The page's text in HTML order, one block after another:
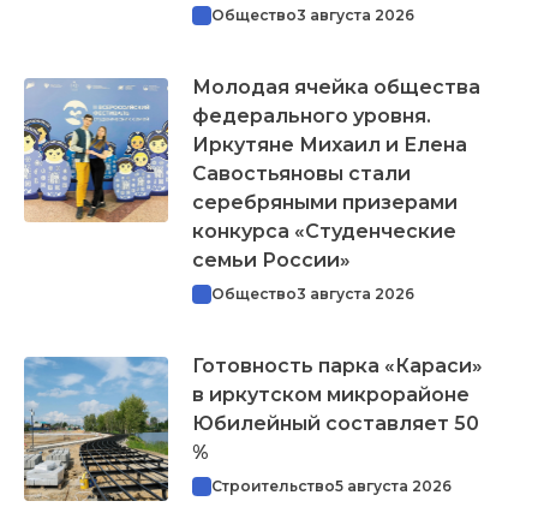
Общество3 августа 2026
Молодая ячейка общества
федерального уровня.
Иркутяне Михаил и Елена
Савостьяновы стали
серебряными призерами
конкурса «Студенческие
семьи России»
Общество3 августа 2026
Готовность парка «Караси»
в иркутском микрорайоне
Юбилейный составляет 50
%
Строительство5 августа 2026